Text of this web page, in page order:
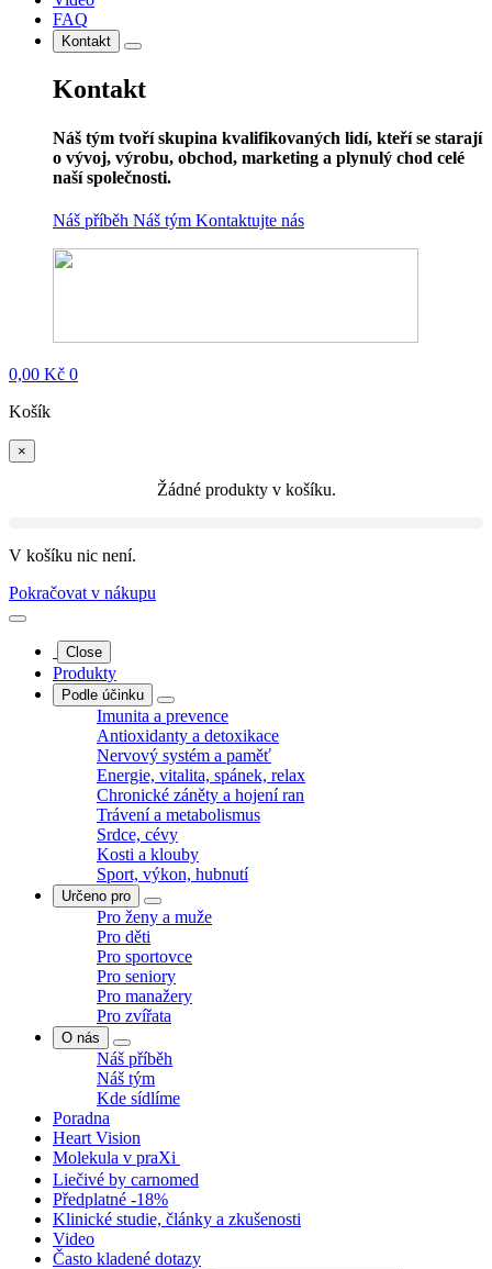
FAQ
Kontakt
Kontakt
Náš tým tvoří skupina kvalifikovaných lidí, kteří se starají
o vývoj, výrobu, obchod, marketing a plynulý chod celé
naší společnosti.
Náš příběh Náš tým Kontaktujte nás
0,00 Kč 0
Košík
×
Žádné produkty v košíku.
V košíku nic není.
Pokračovat v nákupu
Close
Produkty
Podle účinku
Imunita a prevence
Antioxidanty a detoxikace
Nervový systém a paměť
Energie, vitalita, spánek, relax
Chronické záněty a hojení ran
Trávení a metabolismus
Srdce, cévy
Kosti a klouby
Sport, výkon, hubnutí
Určeno pro
Pro ženy a muže
Pro děti
Pro sportovce
Pro seniory
Pro manažery
Pro zvířata
O nás
Náš příběh
Náš tým
Kde sídlíme
Poradna
Heart Vision
Molekula v praXi
Liečivé by carnomed
Předplatné -18%
Klinické studie, články a zkušenosti
Video
Často kladené dotazy